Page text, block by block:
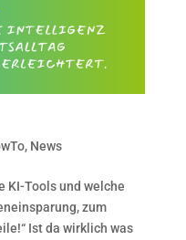
, News
KI-Tools und welche
zum
Ist da wirklich was